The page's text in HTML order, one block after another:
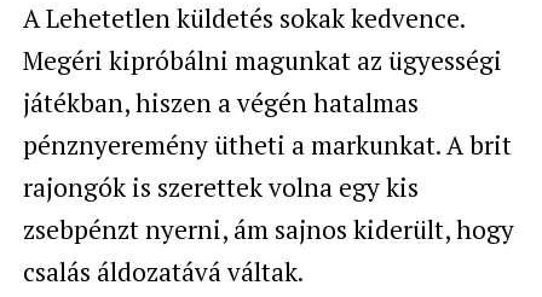
A Lehetetlen küldetés sokak kedvence.
Megéri kipróbálni magunkat az ügyességi
játékban, hiszen a végén hatalmas
pénznyeremény ütheti a markunkat. A brit
rajongók is szerettek volna egy kis
zsebpénzt nyerni, ám sajnos kiderült, hogy
csalás áldozatává váltak.